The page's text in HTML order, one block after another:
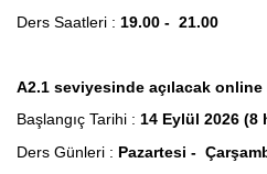
Ders Saatleri : 19.00 - 21.00
A2.1 seviyesinde açılacak
Başlangıç Tarihi : 14 Eylül 2026 (8
Ders Günleri : Pazartesi -